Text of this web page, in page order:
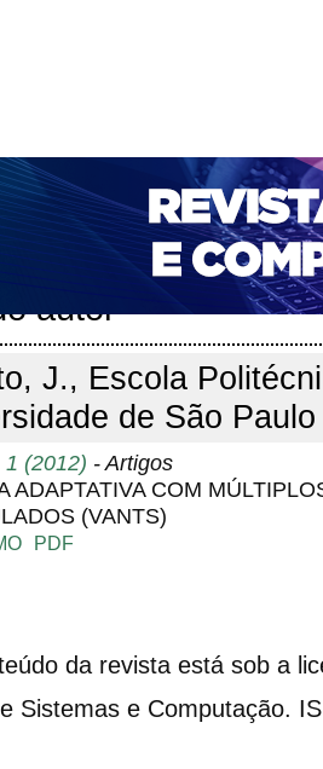
ACESSO CADASTRO
PORTAL DE REVISTAS DA UNIFACS
NOVA SUBMISSÃO
autor
J., Escola
de São
1 (2012) - Artigos
ADAPTATIVA COM
(VANTS)
PDF
da revista está sob a
Sistemas e Computação.